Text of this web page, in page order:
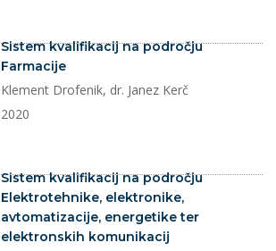
dokument
Sistem kvalifikacij na področju
Farmacije
Klement Drofenik, dr. Janez Kerč
2020
dokument
Sistem kvalifikacij na področju
Elektrotehnike, elektronike,
avtomatizacije, energetike ter
elektronskih komunikacij